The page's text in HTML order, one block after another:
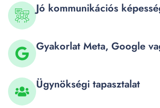
Jó kommunikációs
Gyakorlat Meta, Google
Ügynökségi tapasztalat